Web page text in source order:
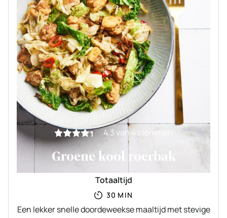
4.3 van 4 stemmen
Groene kool roerbak
Totaaltijd
30 MINUTEN
MIN
Een lekker snelle doordeweekse maaltijd met stevige